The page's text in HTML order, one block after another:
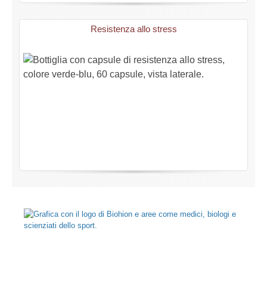
Resistenza allo stress